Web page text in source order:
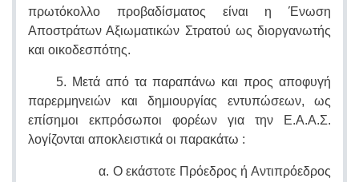
πρωτόκολλο προβαδίσματος είναι η Ένωση
Αποστράτων Αξιωματικών Στρατού ως διοργανωτής
και οικοδεσπότης.
5. Μετά από τα παραπάνω και προς αποφυγή
παρερμηνειών και δημιουργίας εντυπώσεων, ως
επίσημοι εκπρόσωποι φορέων για την Ε.Α.Α.Σ.
λογίζονται αποκλειστικά οι παρακάτω :
α. Ο εκάστοτε Πρόεδρος ή Αντιπρόεδρος